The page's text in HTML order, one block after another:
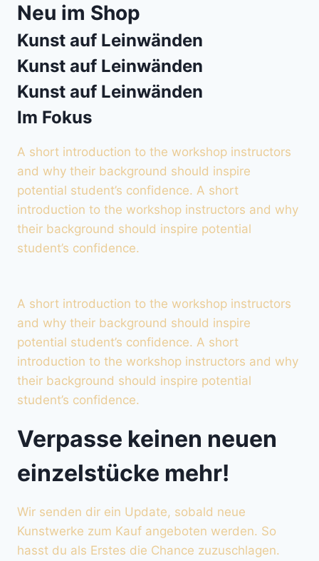
Neu im Shop
Kunst auf Leinwänden
Kunst auf Leinwänden
Kunst auf Leinwänden
Im Fokus
A short introduction to the workshop instructors
and why their background should inspire
potential student’s confidence. A short
introduction to the workshop instructors and why
their background should inspire potential
student’s confidence.
A short introduction to the workshop instructors
and why their background should inspire
potential student’s confidence. A short
introduction to the workshop instructors and why
their background should inspire potential
student’s confidence.
Verpasse keinen neuen
einzelstücke mehr!
Wir senden dir ein Update, sobald neue
Kunstwerke zum Kauf angeboten werden. So
hasst du als Erstes die Chance zuzuschlagen.